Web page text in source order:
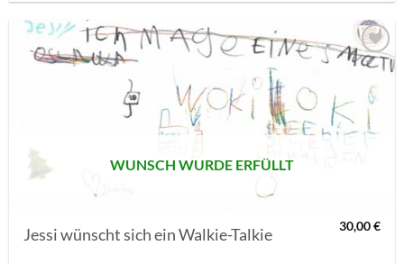
AUF MEINE
SETZEN
WUNSCH WURDE ERFÜLLT
Jessi wünscht sich ein Walkie-Talkie 30,00€